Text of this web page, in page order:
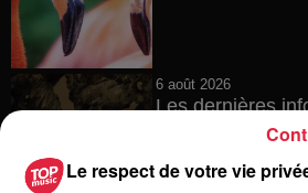
6 août 2026
Les dernières
pape à Metz en
Le respect de votre vie